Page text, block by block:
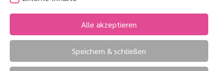
Alle akzeptieren
Speichern & schließen